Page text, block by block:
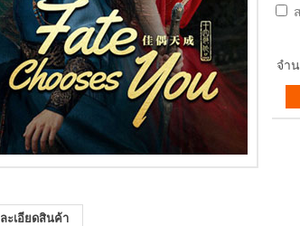
จำ
ะเอียดสินค้า